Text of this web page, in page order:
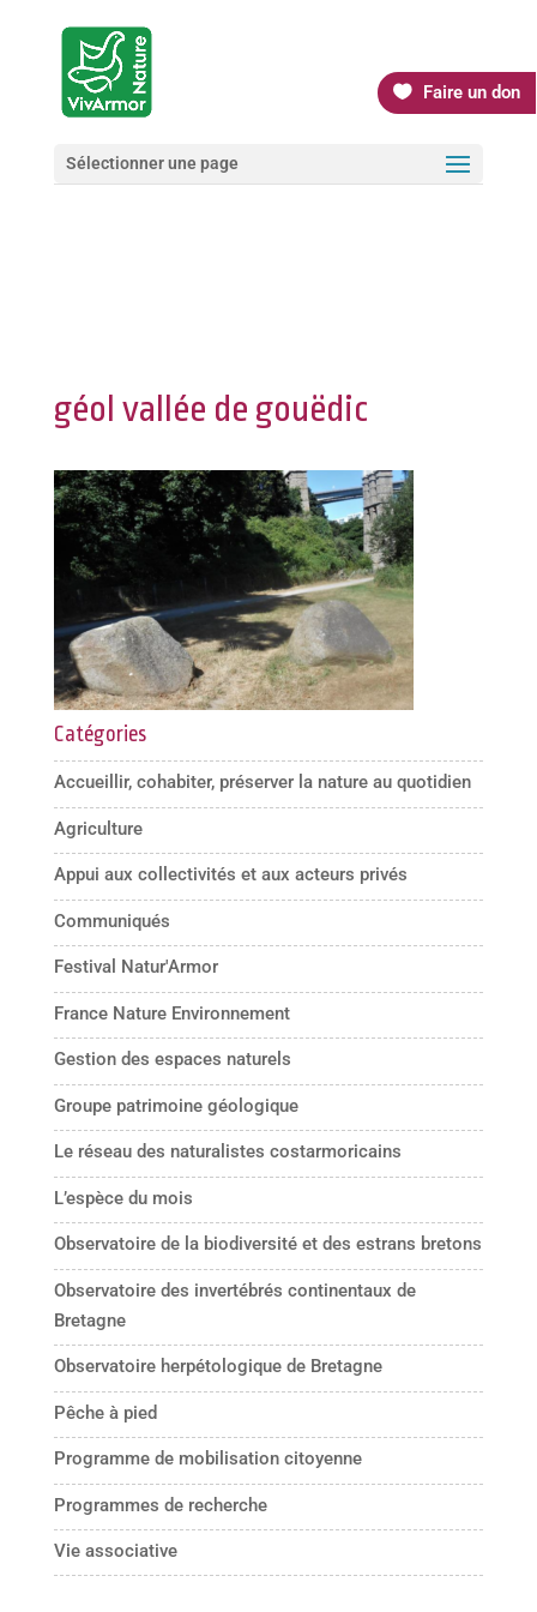
Faire un don
Sélectionner une page
géol vallée de gouëdic
Catégories
Accueillir, cohabiter, préserver la nature au quotidien
Agriculture
Appui aux collectivités et aux acteurs privés
Communiqués
Festival Natur'Armor
France Nature Environnement
Gestion des espaces naturels
Groupe patrimoine géologique
Le réseau des naturalistes costarmoricains
L’espèce du mois
Observatoire de la biodiversité et des estrans bretons
Observatoire des invertébrés continentaux de
Bretagne
Observatoire herpétologique de Bretagne
Pêche à pied
Programme de mobilisation citoyenne
Programmes de recherche
Vie associative